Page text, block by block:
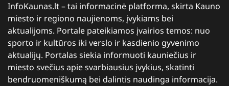
InfoKaunas.lt – tai informacinė platforma, skirta Kauno
miesto ir regiono naujienoms, įvykiams bei
aktualijoms. Portale pateikiamos įvairios temos: nuo
sporto ir kultūros iki verslo ir kasdienio gyvenimo
aktualijų. Portalas siekia informuoti kauniečius ir
miesto svečius apie svarbiausius įvykius, skatinti
bendruomeniškumą bei dalintis naudinga informacija.